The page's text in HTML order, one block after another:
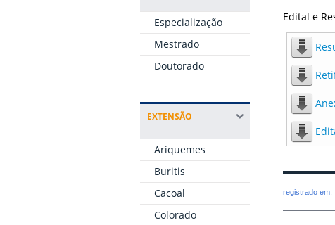
Especialização
Mestrado
Doutorado
EXTENSÃO
Ariquemes
Buritis
Cacoal
Colorado
Edital e
registrado em: